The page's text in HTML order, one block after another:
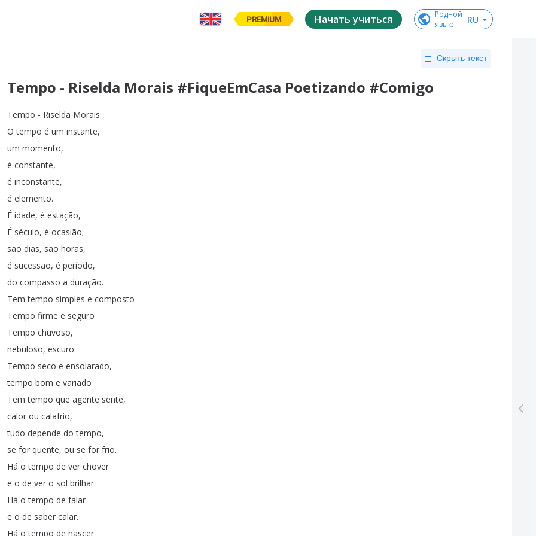
PREMIUM Начать учиться
Родной
язык: RU
Скрыть текст
Tempo - Riselda Morais #FiqueEmCasa Poetizando #Comigo
Tempo - Riselda Morais
O tempo é um instante,
um momento,
é constante,
é inconstante,
é elemento.
É idade, é estação,
É século, é ocasião;
são dias, são horas,
é sucessão, é período,
do compasso a duração.
Tem tempo simples e composto
Tempo firme e seguro
Tempo chuvoso,
nebuloso, escuro.
Tempo seco e ensolarado,
tempo bom e variado
Tem tempo que agente sente,
calor ou calafrio,
tudo depende do tempo,
se for quente, ou se for frio.
Há o tempo de ver chover
e o de ver o sol brilhar
Há o tempo de falar
e o de saber calar.
Há o tempo de nascer